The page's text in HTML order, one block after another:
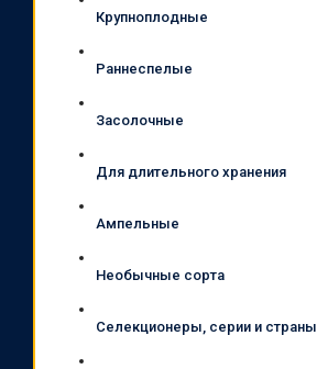
Крупноплодные
Раннеспелые
Засолочные
Для длительного хранения
Ампельные
Необычные сорта
Селекционеры, серии и страны